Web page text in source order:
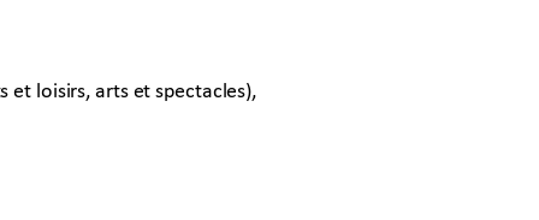
et loisirs, arts et spectacles),